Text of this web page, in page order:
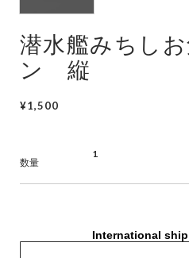
潜水艦みちし
ン 縦
¥1,500
数量
International